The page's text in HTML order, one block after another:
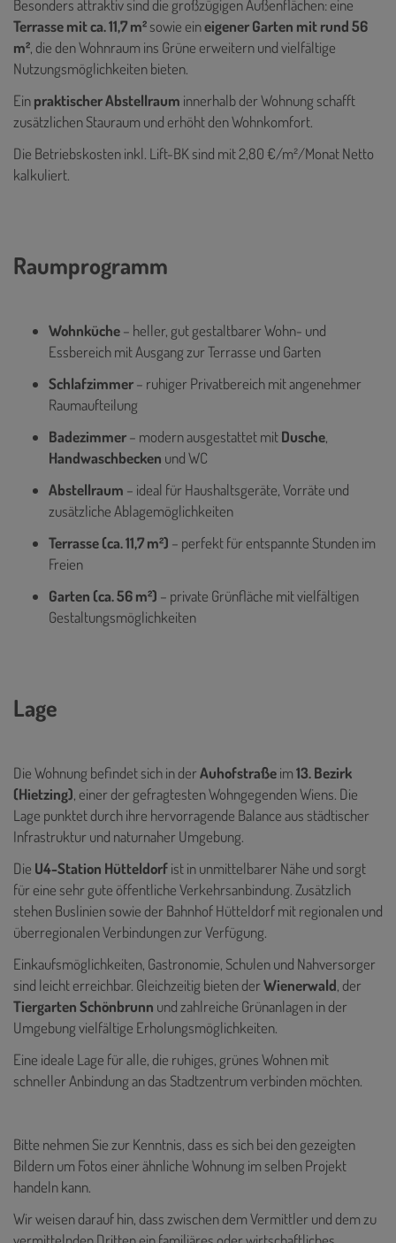
Besonders attraktiv sind die großzügigen Außenflächen: eine
Terrasse mit ca. 11,7 m²sowie eineigener Garten mit rund 56
m², die den Wohnraum ins Grüne erweitern und vielfältige
Nutzungsmöglichkeiten bieten.
Einpraktischer Abstellraum innerhalb der Wohnung schafft
zusätzlichen Stauraum und erhöht den Wohnkomfort.
Die Betriebskosten inkl. Lift-BK sind mit 2,80 €/m²/Monat Netto
kalkuliert.
Raumprogramm
Wohnküche– heller, gut gestaltbarer Wohn- und
Essbereich mit Ausgang zur Terrasse und Garten
Schlafzimmer– ruhiger Privatbereich mit angenehmer
Raumaufteilung
Badezimmer– modern ausgestattet mitDusche,
Handwaschbecken und WC
Abstellraum – ideal für Haushaltsgeräte, Vorräte und
zusätzliche Ablagemöglichkeiten
Terrasse (ca. 11,7 m²) – perfekt für entspannte Stunden im
Freien
Garten (ca. 56 m²) – private Grünfläche mit vielfältigen
Gestaltungsmöglichkeiten
Lage
Die Wohnung befindet sich in derAuhofstraßeim13. Bezirk
(Hietzing), einer der gefragtesten Wohngegenden Wiens. Die
Lage punktet durch ihre hervorragende Balance aus städtischer
Infrastruktur und naturnaher Umgebung.
Die U4-Station Hütteldorfist in unmittelbarer Nähe und sorgt
für eine sehr gute öffentliche Verkehrsanbindung. Zusätzlich
stehen Buslinien sowie der Bahnhof Hütteldorf mit regionalen und
überregionalen Verbindungen zur Verfügung.
Einkaufsmöglichkeiten, Gastronomie, Schulen und Nahversorger
sind leicht erreichbar. Gleichzeitig bieten derWienerwald, der
Tiergarten Schönbrunn und zahlreiche Grünanlagen in der
Umgebung vielfältige Erholungsmöglichkeiten.
Eine ideale Lage für alle, die ruhiges, grünes Wohnen mit
schneller Anbindung an das Stadtzentrum verbinden möchten.
Bitte nehmen Sie zur Kenntnis, dass es sich bei den gezeigten
Bildern um Fotos einer ähnliche Wohnung im selben Projekt
handeln kann.
Wir weisen darauf hin, dass zwischen dem Vermittler und dem zu